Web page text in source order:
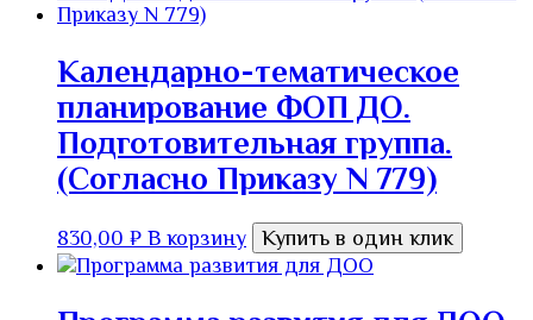
Календарно-тематическое
планирование ФОП ДО.
Подготовительная группа.
(Согласно Приказу N 779)
830,00 ₽ В корзину Купить в один клик